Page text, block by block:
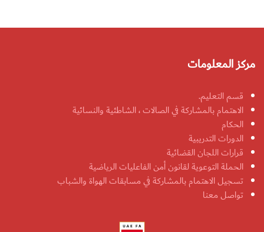
مركز المعلومات
قسم التعليم.
الاهتمام بالمشاركة في الصالات ، الشاطئية والنسائية
الحكام
الدورات التدريبية
قرارات اللجان القضائية
الحملة التوعوية لقانون أمن الفاعليات الرياضية
تسجيل الاهتمام بالمشاركة في مسابقات الهواة والشباب
تواصل معنا